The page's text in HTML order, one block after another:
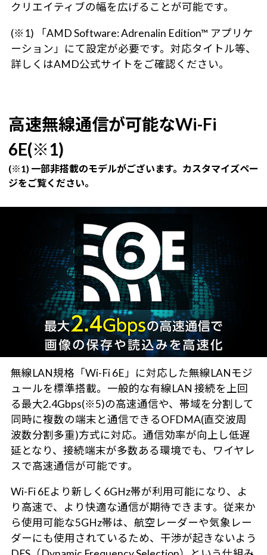
クリエイティブの幅を広げることが可能です。
(※1) 「AMD Software: Adrenalin Edition™ アプリケ
ーション」にて設定が必要です。対応タイトル等、
詳しくはAMD公式サイトをご確認ください。
高速無線通信が可能なWi-Fi
6E(※1)
(※1) 一部非搭載のモデルがございます。カスタマイズペー
ジをご覧ください。
無線LAN規格「Wi-Fi 6E」に対応した無線LANモジ
ュールを標準搭載。一般的な有線LAN 接続を上回
る最大2.4Gbps(※5)の高速通信や、帯域を分割して
同時に複数の端末と通信できるOFDMA(直交波周
波数分割多重)方式に対応。通信効率が向上し低遅
延となり、接続端末が多数ある環境でも、ワイヤレ
スで高速通信が可能です。
Wi-Fi 6Eより新しく6GHz帯が利用可能になり、よ
り高速で、より快適な通信が期待できます。従来か
ら使用可能な5GHz帯は、航空レーダーや気象レー
ダーにも使用されているため、干渉が起きないよう